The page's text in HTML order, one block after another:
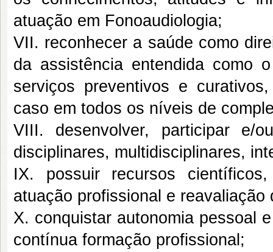
atuação em Fonoaudiologia;
VII. reconhecer a saúde como
da assistência entendida como
serviços preventivos e
caso em todos os níveis de
VIII. desenvolver, participar e/
disciplinares, multidisciplinares,
IX. possuir recursos
atuação profissional e reavaliação
X. conquistar autonomia pessoal
contínua formação profissional;